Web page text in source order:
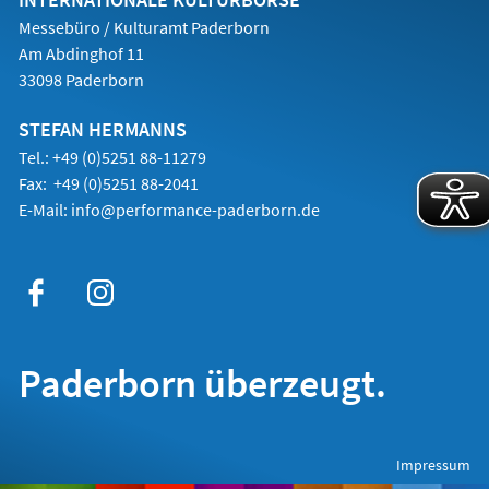
Messebüro / Kulturamt Paderborn
Am Abdinghof 11
33098 Paderborn
STEFAN HERMANNS
Tel.: +49 (0)5251 88-11279
Fax: +49 (0)5251 88-2041
E-Mail: info@performance-paderborn.de
Paderborn überzeugt.
Impressum
in